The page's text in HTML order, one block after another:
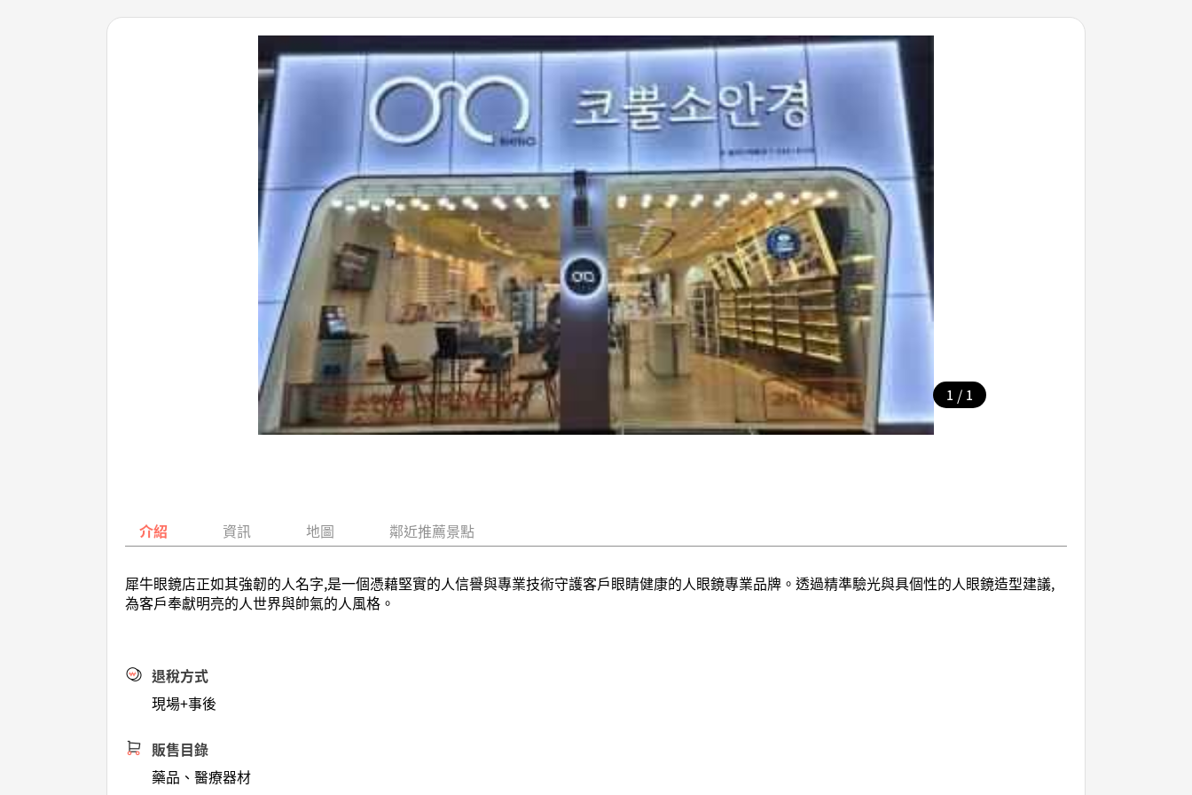
1 / 1
介紹 資訊 地圖 鄰近推薦景點
犀牛眼鏡店正如其強韌的人名字,是一個憑藉堅實的人信譽與專業技術守護客戶眼睛健康的人眼鏡專業品牌。透過精準驗光與具個性的人眼鏡造型建議,
為客戶奉獻明亮的人世界與帥氣的人風格。
退稅方式
現場+事後
販售目錄
藥品、醫療器材